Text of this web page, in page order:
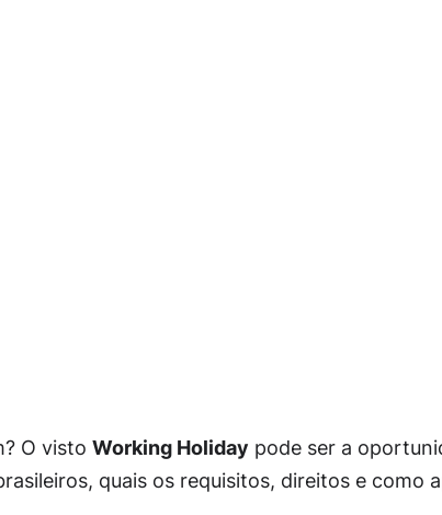
O visto Working Holiday pode ser a
quais os requisitos, direitos e como